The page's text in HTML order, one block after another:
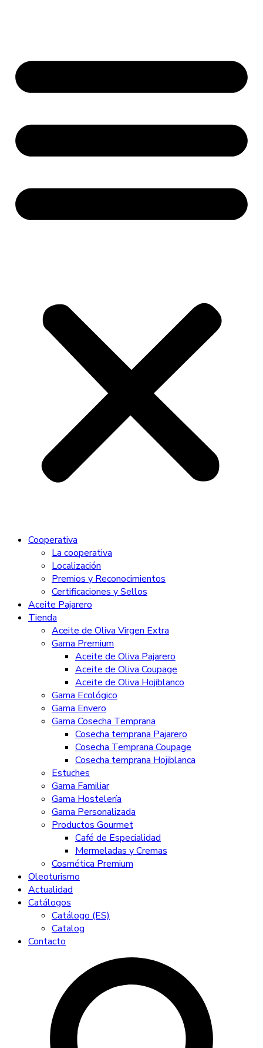
Cooperativa
La cooperativa
Localización
Premios y Reconocimientos
Certificaciones y Sellos
Aceite Pajarero
Tienda
Aceite de Oliva Virgen Extra
Gama Premium
Aceite de Oliva Pajarero
Aceite de Oliva Coupage
Aceite de Oliva Hojiblanco
Gama Ecológico
Gama Envero
Gama Cosecha Temprana
Cosecha temprana Pajarero
Cosecha Temprana Coupage
Cosecha temprana Hojiblanca
Estuches
Gama Familiar
Gama Hostelería
Gama Personalizada
Productos Gourmet
Café de Especialidad
Mermeladas y Cremas
Cosmética Premium
Oleoturismo
Actualidad
Catálogos
Catálogo (ES)
Catalog
Contacto